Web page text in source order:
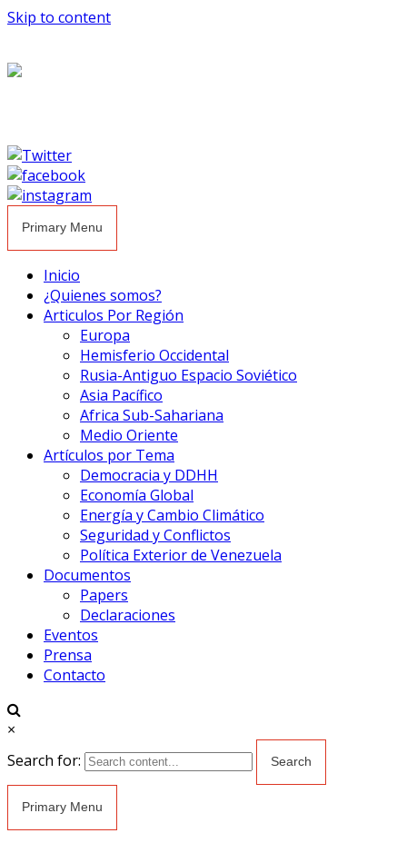
Skip to content
Primary Menu
Inicio
¿Quienes somos?
Articulos Por Región
Europa
Hemisferio Occidental
Rusia-Antiguo Espacio Soviético
Asia Pacífico
Africa Sub-Sahariana
Medio Oriente
Artículos por Tema
Democracia y DDHH
Economía Global
Energía y Cambio Climático
Seguridad y Conflictos
Política Exterior de Venezuela
Documentos
Papers
Declaraciones
Eventos
Prensa
Contacto
×
Search for:
Primary Menu